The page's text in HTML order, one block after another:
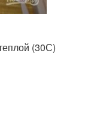
(30С)